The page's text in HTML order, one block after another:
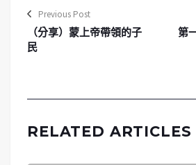
Previous Post
（分享）蒙上帝帶領的子
民
第
RELATED ARTICLES